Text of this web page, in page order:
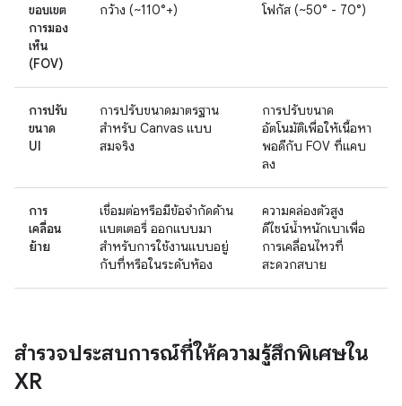
ขอบเขต
การมอง
เห็น
(FOV)
กว้าง (~110°+) โฟกัส (~50° - 70°)
การปรับ
ขนาด
UI
การปรับขนาดมาตรฐาน
สำหรับ Canvas แบบ
สมจริง
การปรับขนาด
อัตโนมัติเพื่อให้เนื้อหา
พอดีกับ FOV ที่แคบ
ลง
การ
เคลื่อน
ย้าย
เชื่อมต่อหรือมีข้อจำกัดด้าน
แบตเตอรี่ ออกแบบมา
สำหรับการใช้งานแบบอยู่
กับที่หรือในระดับห้อง
ความคล่องตัวสูง
ดีไซน์น้ำหนักเบาเพื่อ
การเคลื่อนไหวที่
สะดวกสบาย
สำรวจประสบการณ์ที่ให้ความรู้สึกพิเศษใน
XR